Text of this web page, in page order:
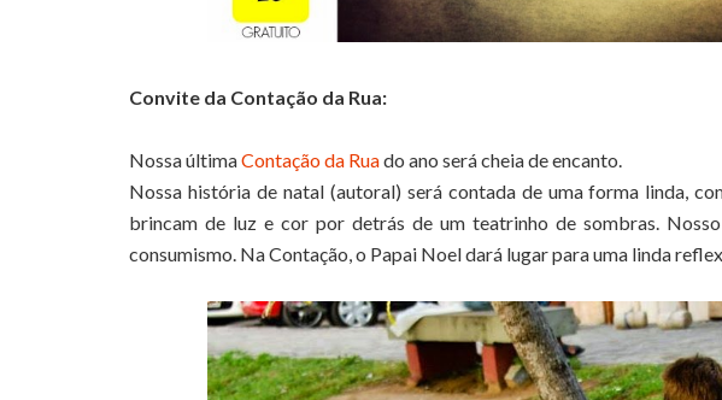
Convite da Contação da Rua:
Nossa últimaContação da Ruado ano será cheia de encanto.
Nossa história de natal (autoral) será contada de uma forma linda,
brincam de luz e cor por detrás de um teatrinho de sombras.
consumismo. Na Contação, o Papai Noel dará lugar para uma linda